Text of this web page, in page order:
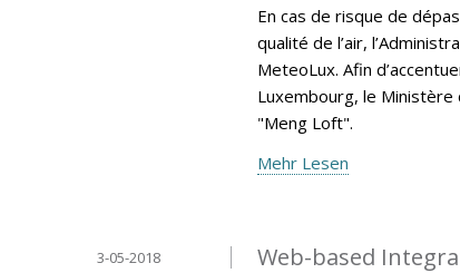
En cas de risque de
qualité de l’air,
MeteoLux. Afin
Luxembourg, le Ministère
"Meng Loft".
Mehr Lesen
Web-based
3-05-2018